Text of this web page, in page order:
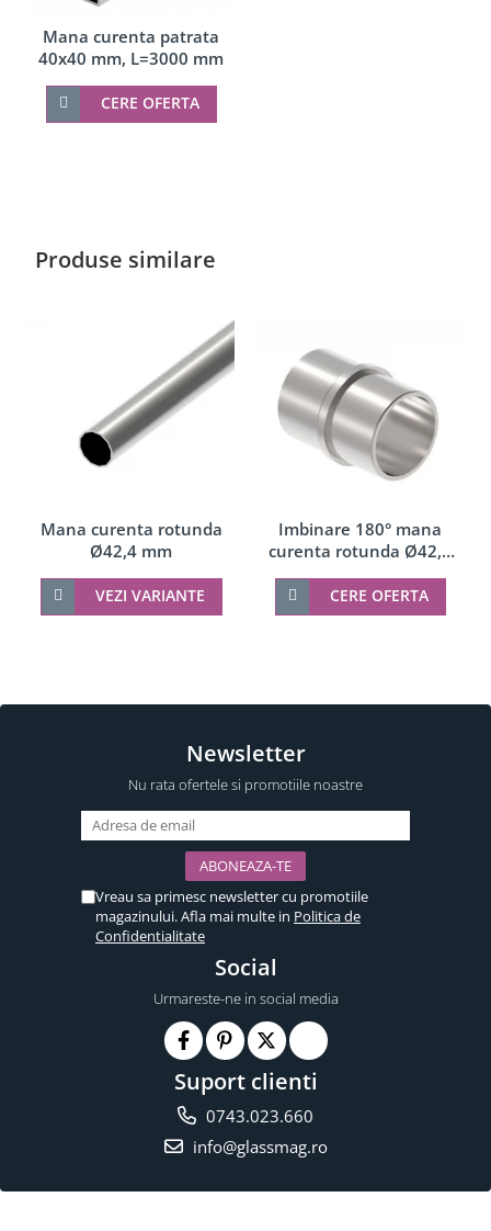
Mana curenta patrata
40x40 mm, L=3000 mm
CERE OFERTA
Produse similare
Mana curenta rotunda
Ø42,4 mm
VEZI VARIANTE
Imbinare 180° mana
curenta rotunda Ø42,4
mm
CERE OFERTA
Newsletter
Nu rata ofertele si promotiile noastre
Vreau sa primesc newsletter cu promotiile
magazinului. Afla mai multe in Politica de
Confidentialitate
Social
Urmareste-ne in social media
Suport clienti
0743.023.660
info@glassmag.ro